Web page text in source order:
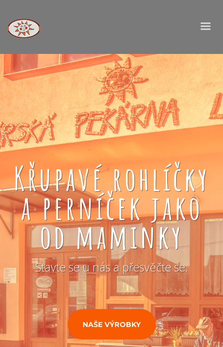
Křupavé rohlíčky
a perníček jako
od maminky
Stavte se u nás a přesvěčte se.
NAŠE VÝROBKY